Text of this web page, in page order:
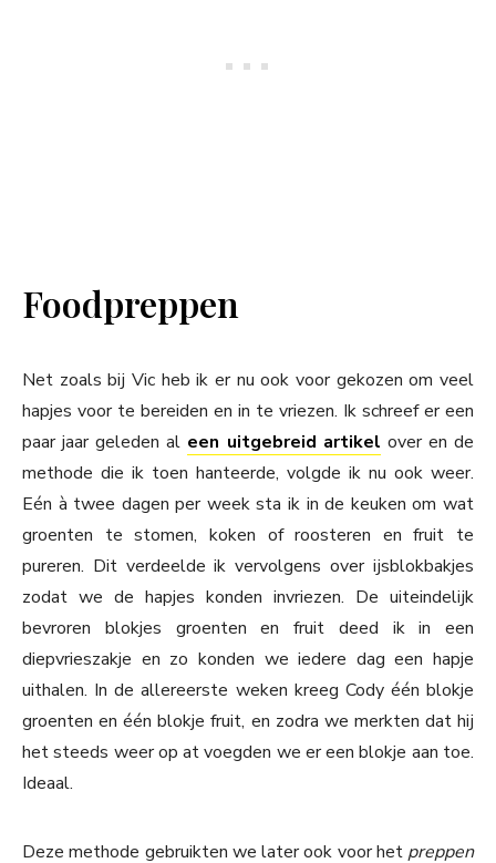
Foodpreppen
Net zoals bij Vic heb ik er nu ook voor gekozen om veel
hapjes voor te bereiden en in te vriezen. Ik schreef er een
paar jaar geleden al een uitgebreid artikel over en de
methode die ik toen hanteerde, volgde ik nu ook weer.
Eén à twee dagen per week sta ik in de keuken om wat
groenten te stomen, koken of roosteren en fruit te
pureren. Dit verdeelde ik vervolgens over ijsblokbakjes
zodat we de hapjes konden invriezen. De uiteindelijk
bevroren blokjes groenten en fruit deed ik in een
diepvrieszakje en zo konden we iedere dag een hapje
uithalen. In de allereerste weken kreeg Cody één blokje
groenten en één blokje fruit, en zodra we merkten dat hij
het steeds weer op at voegden we er een blokje aan toe.
Ideaal.
Deze methode gebruikten we later ook voor het preppen